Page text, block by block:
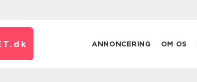
dk ANNONCERING OM OS